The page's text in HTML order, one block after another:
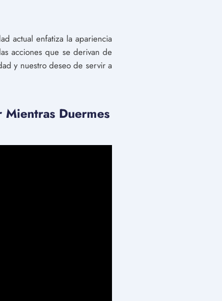
actual enfatiza la apariencia
acciones que se derivan de
y nuestro deseo de servir a
Duermes